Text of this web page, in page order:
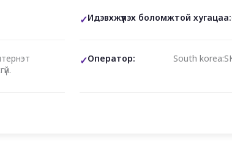
Идэвхжүүлэх боломжтой хугацаа:
Оператор: South